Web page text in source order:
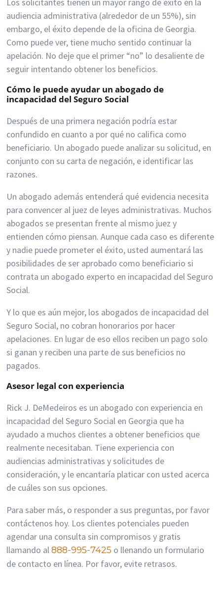
audiencia administrativa (alrededor de un 55%), sin
embargo, el éxito depende de la oficina de Georgia.
Como puede ver, tiene mucho sentido continuar la
apelación. No deje que el primer “no” lo desaliente de
seguir intentando obtener los beneficios.
Cómo le puede ayudar un abogado de
incapacidad del Seguro Social
Después de una primera negación podría estar
confundido en cuanto a por qué no califica como
beneficiario. Un abogado puede analizar su solicitud, en
conjunto con su carta de negación, e identificar las
razones.
Un abogado además entenderá qué evidencia necesita
para convencer al juez de leyes administrativas. Muchos
abogados se presentan frente al mismo juez y
entienden cómo piensan. Aunque cada caso es diferente
y nadie puede prometer el éxito, usted aumentará las
posibilidades de ser aprobado como beneficiario si
contrata un abogado experto en incapacidad del Seguro
Social.
Y lo que es aún mejor, los abogados de incapacidad del
Seguro Social, no cobran honorarios por hacer
apelaciones. En lugar de eso ellos reciben un pago solo
si ganan y reciben una parte de sus beneficios no
pagados.
Asesor legal con experiencia
Rick J. DeMedeiros es un abogado con experiencia en
incapacidad del Seguro Social en Georgia que ha
ayudado a muchos clientes a obtener beneficios que
realmente necesitaban. Tiene experiencia con
audiencias administrativas y solicitudes de
consideración, y le encantaría platicar con usted acerca
de cuáles son sus opciones.
Para saber más, o responder a sus preguntas, por favor
contáctenos hoy. Los clientes potenciales pueden
agendar una consulta sin compromisos y gratis
llamando al888-995-7425 o llenando un formulario
de contacto en línea. Por favor, evite retrasos.